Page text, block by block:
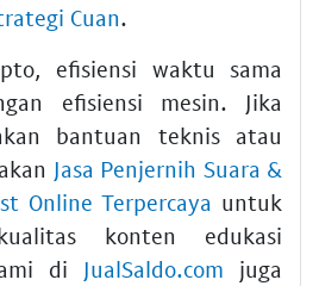
Cuan.
efisiensi waktu sama
efisiensi mesin. Jika
bantuan teknis atau
Jasa Penjernih Suara &
Online Terpercaya untuk
konten edukasi
di JualSaldo.com juga